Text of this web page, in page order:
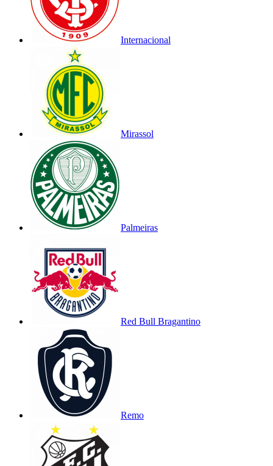
Internacional
Mirassol
Palmeiras
Red Bull Bragantino
Remo